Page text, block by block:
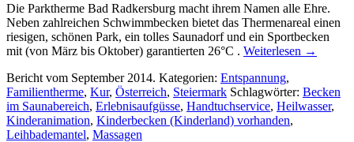
Die Parktherme Bad Radkersburg macht ihrem Namen alle Ehre.
Neben zahlreichen Schwimmbecken bietet das Thermenareal einen
riesigen, schönen Park, ein tolles Saunadorf und ein Sportbecken
mit (von März bis Oktober) garantierten 26°C . Weiterlesen →
Bericht vom September 2014. Kategorien: Entspannung,
Familientherme, Kur, Österreich, Steiermark Schlagwörter: Becken
im Saunabereich, Erlebnisaufgüsse, Handtuchservice, Heilwasser,
Kinderanimation, Kinderbecken (Kinderland) vorhanden,
Leihbademantel, Massagen